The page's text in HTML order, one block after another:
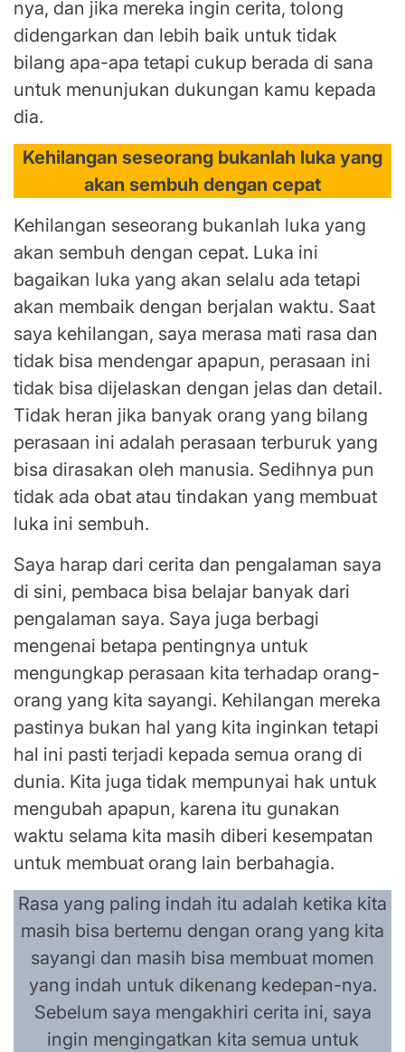
nya, dan jika mereka ingin cerita, tolong
didengarkan dan lebih baik untuk tidak
bilang apa-apa tetapi cukup berada di sana
untuk menunjukan dukungan kamu kepada
dia.
Kehilangan seseorang bukanlah luka yang
akan sembuh dengan cepat
Kehilangan seseorang bukanlah luka yang
akan sembuh dengan cepat. Luka ini
bagaikan luka yang akan selalu ada tetapi
akan membaik dengan berjalan waktu. Saat
saya kehilangan, saya merasa mati rasa dan
tidak bisa mendengar apapun, perasaan ini
tidak bisa dijelaskan dengan jelas dan detail.
Tidak heran jika banyak orang yang bilang
perasaan ini adalah perasaan terburuk yang
bisa dirasakan oleh manusia. Sedihnya pun
tidak ada obat atau tindakan yang membuat
luka ini sembuh.
Saya harap dari cerita dan pengalaman saya
di sini, pembaca bisa belajar banyak dari
pengalaman saya. Saya juga berbagi
mengenai betapa pentingnya untuk
mengungkap perasaan kita terhadap orang-
orang yang kita sayangi. Kehilangan mereka
pastinya bukan hal yang kita inginkan tetapi
hal ini pasti terjadi kepada semua orang di
dunia. Kita juga tidak mempunyai hak untuk
mengubah apapun, karena itu gunakan
waktu selama kita masih diberi kesempatan
untuk membuat orang lain berbahagia.
Rasa yang paling indah itu adalah ketika kita
masih bisa bertemu dengan orang yang kita
sayangi dan masih bisa membuat momen
yang indah untuk dikenang kedepan-nya.
Sebelum saya mengakhiri cerita ini, saya
ingin mengingatkan kita semua untuk